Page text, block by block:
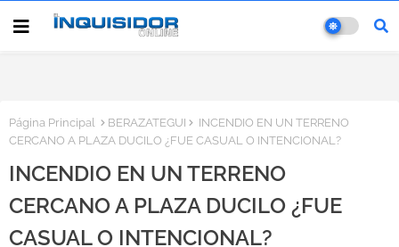
Página Principal BERAZATEGUI
INCENDIO EN UN TERRENO
CERCANO A PLAZA DUCILO ¿FUE CASUAL O INTENCIONAL?
INCENDIO EN UN TERRENO
CERCANO A PLAZA DUCILO ¿FUE
CASUAL O INTENCIONAL?